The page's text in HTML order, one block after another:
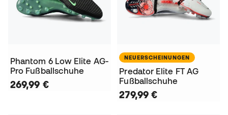
Phantom 6 Low Elite AG-
Pro Fußballschuhe
269,99 €
NEUERSCHEINUNGEN
Predator Elite FT AG
Fußballschuhe
279,99 €